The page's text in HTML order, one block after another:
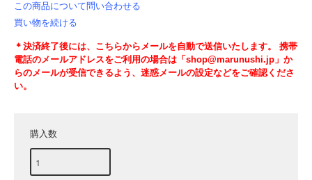
この商品について問い合わせる
買い物を続ける
＊決済終了後には、こちらからメールを自動で送信いたします。 携帯
電話のメールアドレスをご利用の場合は「shop@marunushi.jp」か
らのメールが受信できるよう、迷惑メールの設定などをご確認くださ
い。
購入数